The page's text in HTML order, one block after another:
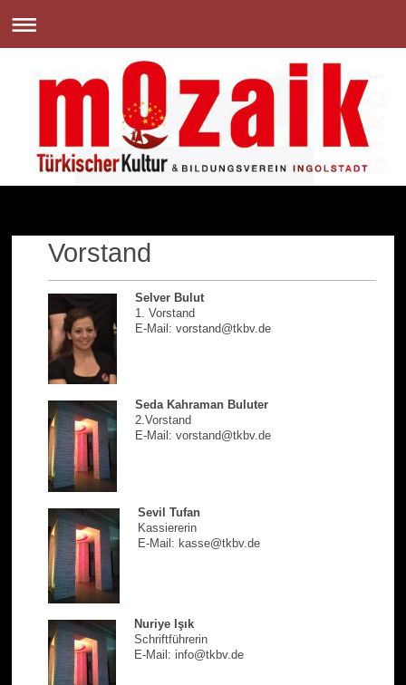
Vorstand
Selver Bulut
1. Vorstand
E-Mail: vorstand@tkbv.de
Seda Kahraman Buluter
2.Vorstand
E-Mail: vorstand@tkbv.de
Sevil Tufan
Kassiererin
E-Mail: kasse@tkbv.de
Nuriye Işık
Schriftführerin
E-Mail: info@tkbv.de